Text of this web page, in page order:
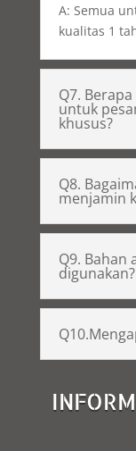
A: Semua
kualitas 1
Q7.
untuk
khusus?
Q8.
menjamin
Q9. Bahan
digunakan?